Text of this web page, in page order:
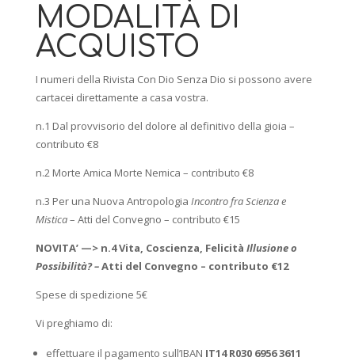
MODALITÀ DI
ACQUISTO
I numeri della Rivista Con Dio Senza Dio si possono avere
cartacei direttamente a casa vostra.
n.1 Dal provvisorio del dolore al definitivo della gioia –
contributo €8
n.2 Morte Amica Morte Nemica – contributo €8
n.3 Per una Nuova Antropologia Incontro fra Scienza e
Mistica– Atti del Convegno – contributo €15
NOVITA’ —> n.4 Vita, Coscienza, Felicità Illusione o
Possibilità? –Atti del Convegno – contributo €12
Spese di spedizione 5€
Vi preghiamo di:
effettuare il pagamento sull’IBAN IT14 R030 6956 3611